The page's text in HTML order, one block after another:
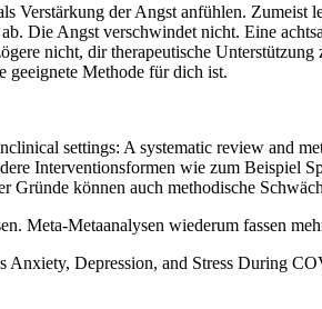
Verstärkung der Angst anfühlen. Zumeist
Die Angst verschwindet nicht. Eine
nicht, dir therapeutische
geeignete Methode für dich ist.
settings: A systematic review and
Interventionsformen wie zum Beispiel
können auch methodische
Meta-Metaanalysen wiederum fassen
Depression, and Stress During